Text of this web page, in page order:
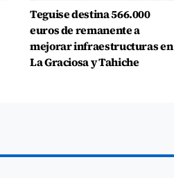
Teguise destina 566.000
euros de remanente a
mejorar infraestructuras en
La Graciosa y Tahiche